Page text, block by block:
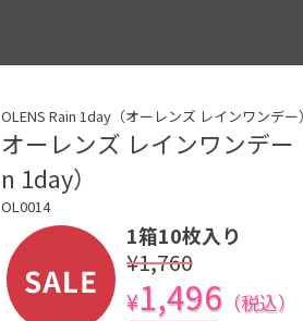
OLENS Rain 1day（オーレンズ レインワンデー）
オーレンズ レインワンデー
n 1day）
OL0014
1箱10枚入り
¥1,760
¥1,496 （税込）